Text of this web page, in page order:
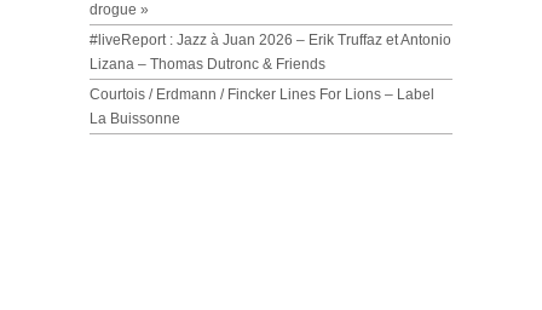
drogue »
#liveReport : Jazz à Juan 2026 – Erik Truffaz et Antonio
Lizana – Thomas Dutronc & Friends
Courtois / Erdmann / Fincker Lines For Lions – Label
La Buissonne